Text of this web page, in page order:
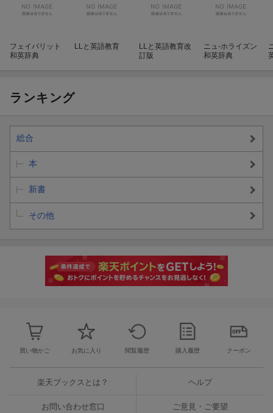
フェイバリット
和英辞典
LLと英語教育
LLと英語教育改
訂版
ニュ-ホライズン
和英辞典
ランキング
総合
本
新書
その他
買い物かご お気に入り 閲覧履歴 購入履歴 クーポン
楽天ブックスとは？ ヘルプ
お問い合わせ窓口 ご意見・ご要望